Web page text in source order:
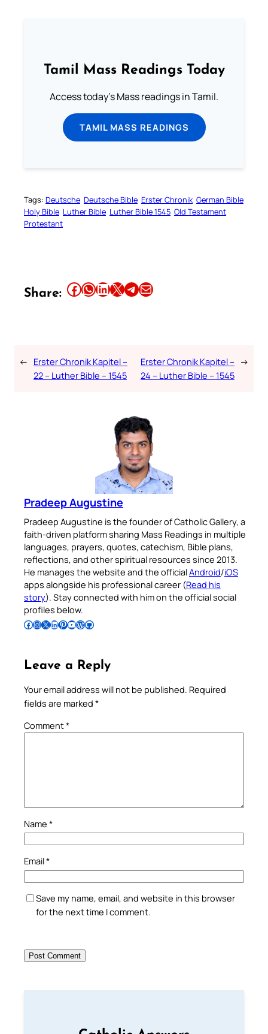
Tamil Mass Readings Today
Access today's Mass readings in Tamil.
TAMIL MASS READINGS
Tags: Deutsche Deutsche Bible Erster Chronik German Bible
Holy Bible Luther Bible Luther Bible 1545 Old Testament
Protestant
Share: Share this article on Facebook Share this article on WhatsApp Share this article on LinkedIn Share this article on X Share this article on TelegramEmail this Article
← Erster Chronik Kapitel –
22 – Luther Bible – 1545
Erster Chronik Kapitel –
24 – Luther Bible – 1545
→
Pradeep Augustine
Pradeep Augustine is the founder of Catholic Gallery, a
faith-driven platform sharing Mass Readings in multiple
languages, prayers, quotes, catechism, Bible plans,
reflections, and other spiritual resources since 2013.
He manages the website and the officialAndroid/iOS
apps alongside his professional career (Read his
story). Stay connected with him on the official social
profiles below.
Follow Pradeep on Facebook Follow Pradeep on InstagramFollow Pradeep on X Follow Pradeep on LinkedIn Follow Pradeep on Pinterest Subscribe to Pradeep’s Youtube Channel Follow Pradeep on WordPress Follow Pradeep on GitHub
Leave a Reply
Your email address will not be published. Required
fields are marked *
Comment*
Name *
Email*
Save my name, email, and website in this browser
for the next time I comment.